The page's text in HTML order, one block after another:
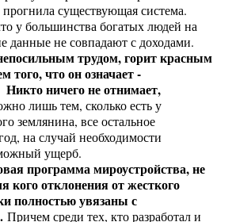
прогнила существующая система.
у большинства богатых людей на
данные не совпадают с доходами.
трудом, горит красным
того, что он означает -
Никто ничего не отнимает,
лишь тем, сколько есть у
землянина, все остальное
на случай необходимости
ущерб.
программа мироустройства, не
кого отклонения от жесткого
полностью увязаны с
Причем среди тех, кто разработал и